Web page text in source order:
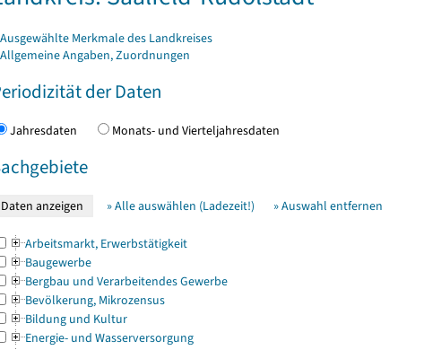
Ausgewählte Merkmale des Landkreises
Allgemeine Angaben, Zuordnungen
der Daten
Jahresdaten Monats- und Vierteljahresdaten
» Alle auswählen (Ladezeit!) » Auswahl entfernen
Arbeitsmarkt, Erwerbstätigkeit
Baugewerbe
Bergbau und Verarbeitendes Gewerbe
Bevölkerung, Mikrozensus
Bildung und Kultur
Energie- und Wasserversorgung